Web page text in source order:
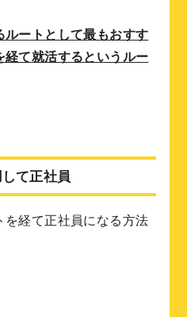
ルートとして最もおすす
経て就活するというルー
て正社員
を経て正社員になる方法